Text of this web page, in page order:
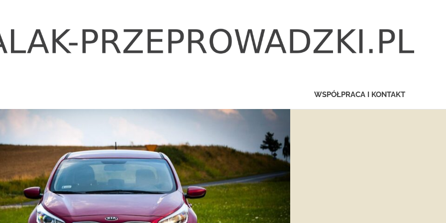
WSPÓŁPRACA I KONTAKT